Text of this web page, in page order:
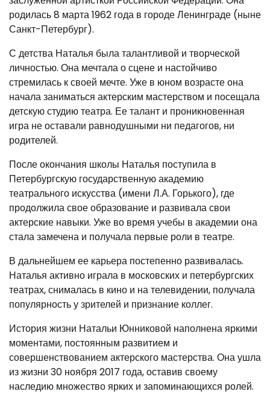
родилась 8 марта 1962 года в городе Ленинграде (ныне
Санкт-Петербург).
С детства Наталья была талантливой и творческой
личностью. Она мечтала о сцене и настойчиво
стремилась к своей мечте. Уже в юном возрасте она
начала заниматься актерским мастерством и посещала
детскую студию театра. Ее талант и проникновенная
игра не оставали равнодушными ни педагогов, ни
родителей.
После окончания школы Наталья поступила в
Петербургскую государственную академию
театрального искусства (имени Л.А. Горького), где
продолжила свое образование и развивала свои
актерские навыки. Уже во время учебы в академии она
стала замечена и получала первые роли в театре.
В дальнейшем ее карьера постепенно развивалась.
Наталья активно играла в московских и петербургских
театрах, снималась в кино и на телевидении, получала
популярность у зрителей и признание коллег.
История жизни Натальи Юнниковой наполнена яркими
моментами, постоянным развитием и
совершенствованием актерского мастерства. Она ушла
из жизни 30 ноября 2017 года, оставив своему
наследию множество ярких и запоминающихся ролей.